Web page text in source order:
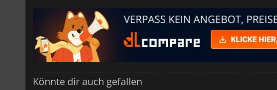
Könnte dir auch gefallen